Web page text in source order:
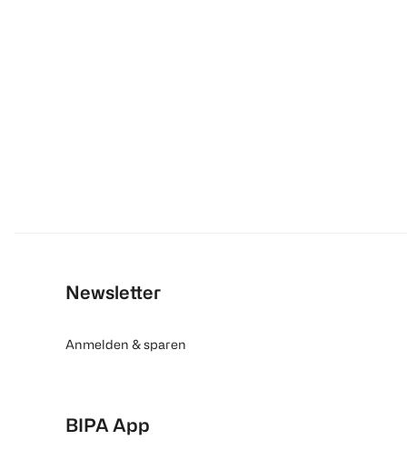
Newsletter
Anmelden & sparen
BIPA App